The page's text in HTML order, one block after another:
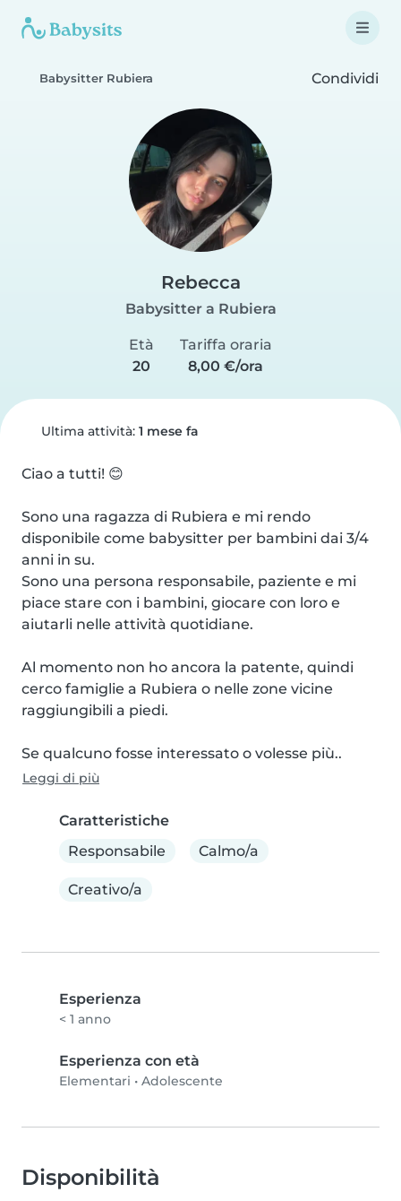
Babysitter Rubiera Condividi
Rebecca
Babysitter a Rubiera
Età
20
Tariffa oraria
8,00 €/ora
Ultima attività: 1 mese fa
Ciao a tutti! 😊
Sono una ragazza di Rubiera e mi rendo
disponibile come babysitter per bambini dai 3/4
anni in su.
Sono una persona responsabile, paziente e mi
piace stare con i bambini, giocare con loro e
aiutarli nelle attività quotidiane.
Al momento non ho ancora la patente, quindi
cerco famiglie a Rubiera o nelle zone vicine
raggiungibili a piedi.
Se qualcuno fosse interessato o volesse più..
Leggi di più
Caratteristiche
Responsabile
Calmo/a
Creativo/a
Esperienza
< 1 anno
Esperienza con età
Elementari • Adolescente
Disponibilità